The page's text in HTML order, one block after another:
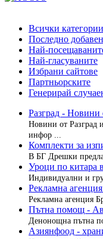
Всички категории
Последно
Най-
Най-гласуваните
Избрани сайтове
Партньорските
Генерирай
Разград - Новини
Новини от Разград
инфор ...
Комплекти за
В БГ Дрешки
Уроци по китара
Индивидуални и
Рекламна
Рекламна агенция
Пътна помощ -
Денонощна пътна
Азиянфоод -